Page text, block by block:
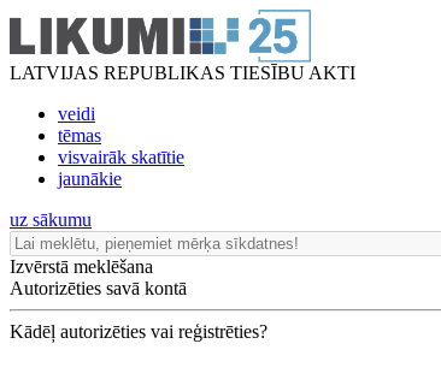
LATVIJAS REPUBLIKAS TIESĪBU AKTI
veidi
tēmas
visvairāk skatītie
jaunākie
uz sākumu
Izvērstā meklēšana
Autorizēties savā kontā
Kādēļ autorizēties vai reģistrēties?